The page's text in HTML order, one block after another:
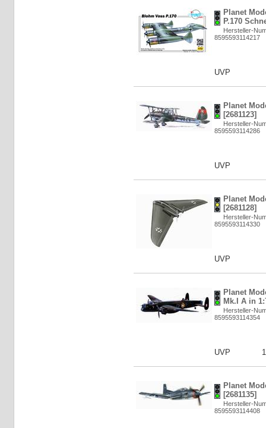
Planet
P.170
Hersteller-
8595593114217
UVP
Planet
[2681123]
Hersteller-
8595593114286
UVP
Planet
[2681128]
Hersteller-
8595593114330
UVP
Planet
Mk.I A in
Hersteller-
8595593114354
UVP
Planet
[2681135]
Hersteller-
8595593114408